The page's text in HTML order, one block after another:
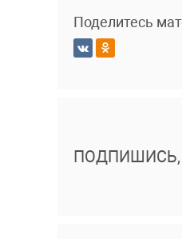
Поделитесь
ПОДПИШИСЬ,